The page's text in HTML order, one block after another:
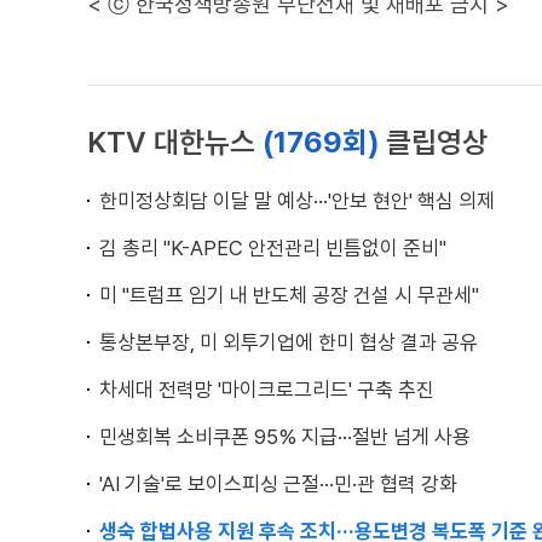
KTV 대한뉴스 (1769회) 클립영상
한미정상회담 이달 말 예상···'안보 현안' 핵심 의제
김 총리 "K-APEC 안전관리 빈틈없이 준비"
미 "트럼프 임기 내 반도체 공장 건설 시 무관세"
통상본부장, 미 외투기업에 한미 협상 결과 공유
차세대 전력망 '마이크로그리드' 구축 추진
민생회복 소비쿠폰 95% 지급···절반 넘게 사용
'AI 기술'로 보이스피싱 근절···민·관 협력 강화
생숙 합법사용 지원 후속 조치···용도변경 복도폭 기준